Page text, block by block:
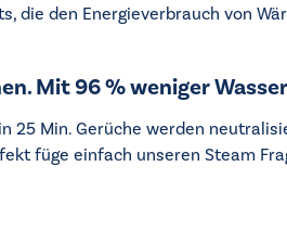
die den Energieverbrauch von
Mit 96 % weniger
Min. Gerüche werden
füge einfach unseren Steam